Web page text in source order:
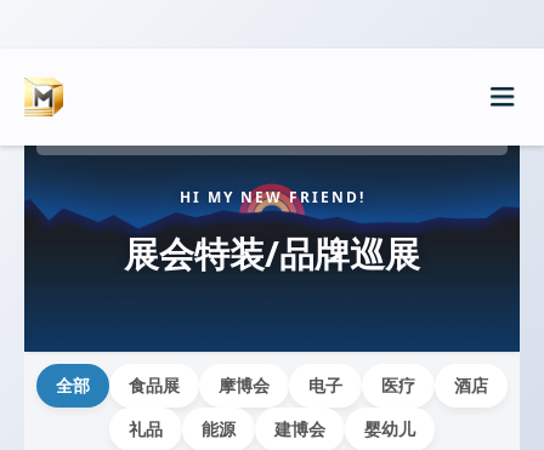
首页
展会特装/品牌巡展
HI MY NEW FRIEND!
展会特装/品牌巡展
全部 食品展 摩博会 电子 医疗
酒店
礼品
能源 建博会 婴幼儿